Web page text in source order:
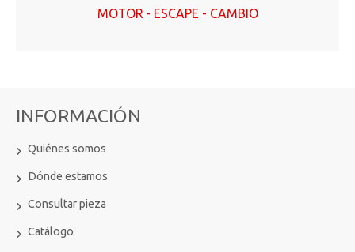
MOTOR - ESCAPE - CAMBIO
INFORMACIÓN
Quiénes somos
Dónde estamos
Consultar pieza
Catálogo